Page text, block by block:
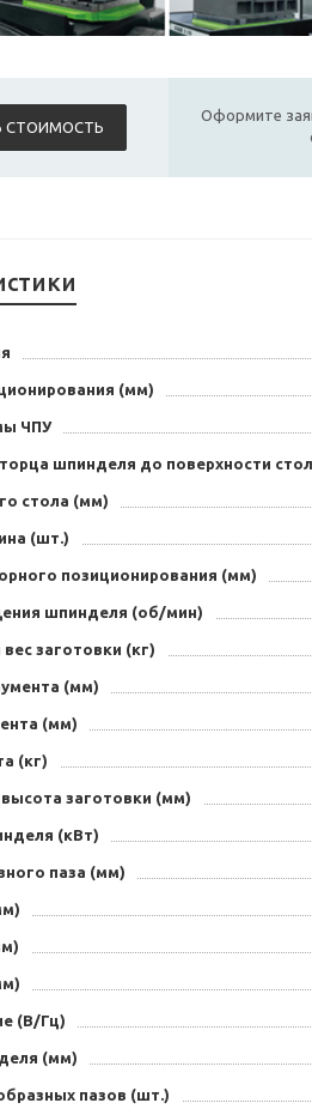
СТОИМОСТЬ
Оформите
(мм)
ЧПУ
шпинделя до поверхности
стола (мм)
(шт.)
позиционирования (мм)
шпинделя (об/мин)
заготовки (кг)
(мм)
(мм)
(кг)
заготовки (мм)
(кВт)
паза (мм)
(В/Гц)
(мм)
пазов (шт.)